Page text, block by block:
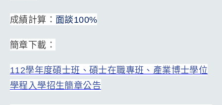
成績計算： 面談100%
簡章下載：
112學年度碩士班、碩士在職專班、產業博士學位
學程入學招生簡章公告